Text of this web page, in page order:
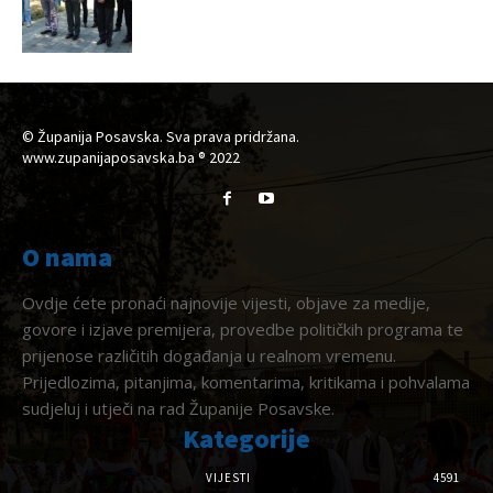
© Županija Posavska. Sva prava pridržana.
www.zupanijaposavska.ba ® 2022
O nama
Ovdje ćete pronaći najnovije vijesti, objave za medije,
govore i izjave premijera, provedbe političkih programa te
prijenose različitih događanja u realnom vremenu.
Prijedlozima, pitanjima, komentarima, kritikama i pohvalama
sudjeluj i utječi na rad Županije Posavske.
Kategorije
VIJESTI 4591